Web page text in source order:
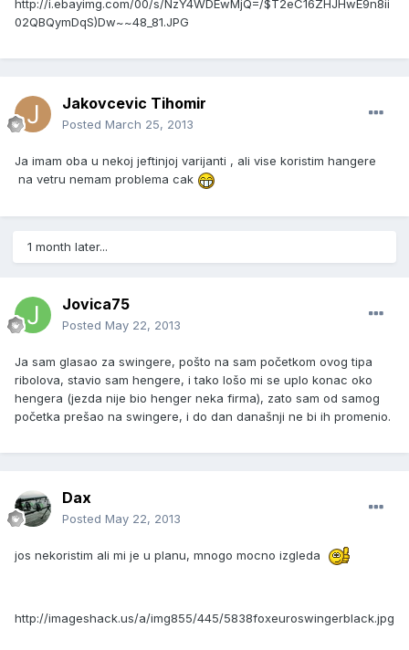
http://i.ebayimg.com/00/s/NzY4WDEwMjQ=/$T2eC16ZHJHwE9n8ii
02QBQymDqS)Dw~~48_81.JPG
Jakovcevic Tihomir
Posted March 25, 2013
Ja imam oba u nekoj jeftinjoj varijanti , ali vise koristim hangere
na vetru nemam problema cak
1 month later...
Jovica75
Posted May 22, 2013
Ja sam glasao za swingere, pošto na sam početkom ovog tipa
ribolova, stavio sam hengere, i tako lošo mi se uplo konac oko
hengera (jezda nije bio henger neka firma), zato sam od samog
početka prešao na swingere, i do dan današnji ne bi ih promenio.
Dax
Posted May 22, 2013
jos nekoristim ali mi je u planu, mnogo mocno izgleda
http://imageshack.us/a/img855/445/5838foxeuroswingerblack.jpg